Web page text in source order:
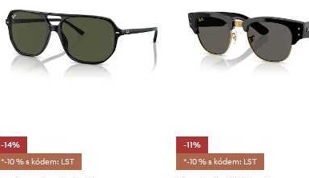
-14%
*-10 % s kódem: LST
-11%
*-10 % s kódem: LST